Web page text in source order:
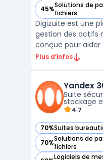
45%Solutions de
fichiers
— voir Digizuite
Digizuite est une
gestion des actifs
conçue pour aider
centraliser,
solution permet
éditer et partager
Plus d’infos
Yandex
Suite
stockage
4.7
70%Suites
— voir Yandex 360
70%Solutions de
fichiers
— voir Yandex 360
Logiciels de